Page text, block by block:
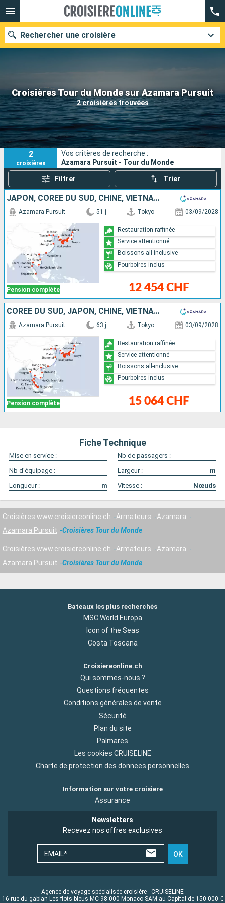
Croisières Tour du Monde sur Azamara Pursuit
2 croisières trouvées
Rechercher une croisière
Nos destinations
Mois de départ
Ports Compagnies
Rechercher
2
croisières
Vos critères de recherche :
Azamara Pursuit - Tour du Monde
Filtrer Trier
JAPON, CORÉE DU SUD, CHINE, VIETNAM, THAÏLANDE, SINGAPOUR
Pension complète
Azamara Pursuit 51 j Tokyo 03/09/2028
12 454 CHF
Restauration raffinée
Service attentionné
Boissons all-inclusive
Pourboires inclus
CORÉE DU SUD, JAPON, CHINE, VIETNAM, THAÏLANDE, MALAISIE, MYANMAR, SINGAPOUR
Pension complète
Azamara Pursuit 63 j Tokyo 03/09/2028
15 064 CHF
Restauration raffinée
Service attentionné
Boissons all-inclusive
Pourboires inclus
Fiche Technique
Mise en service :
Nb de passagers :
Nb d'équipage :
Largeur :
m
Longueur :
m Vitesse : Nœuds
Croisières www.croisiereonline.ch Armateurs
Azamara
Azamara Pursuit
Croisières Tour du Monde
Croisières www.croisiereonline.ch Armateurs
Azamara
Azamara Pursuit
Croisières Tour du Monde
Bateaux les plus recherchés
MSC World Europa
Icon of the Seas
Costa Toscana
Croisiereonline.ch
Qui sommes-nous ?
Questions fréquentes
Conditions générales de vente
Sécurité
Plan du site
Palmares
Les cookies CRUISELINE
Charte de protection des donnees personnelles
Information sur votre croisiere
Assurance
Newsletters
Recevez nos offres exclusives
EMAIL* OK
Agence de voyage spécialisée croisière - CRUISELINE
16 rue du gabian Les flots bleus MC 98 000 Monaco SAM au Capital de 150 000 €